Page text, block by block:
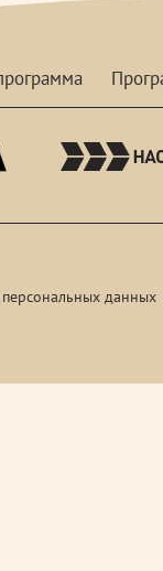
данных